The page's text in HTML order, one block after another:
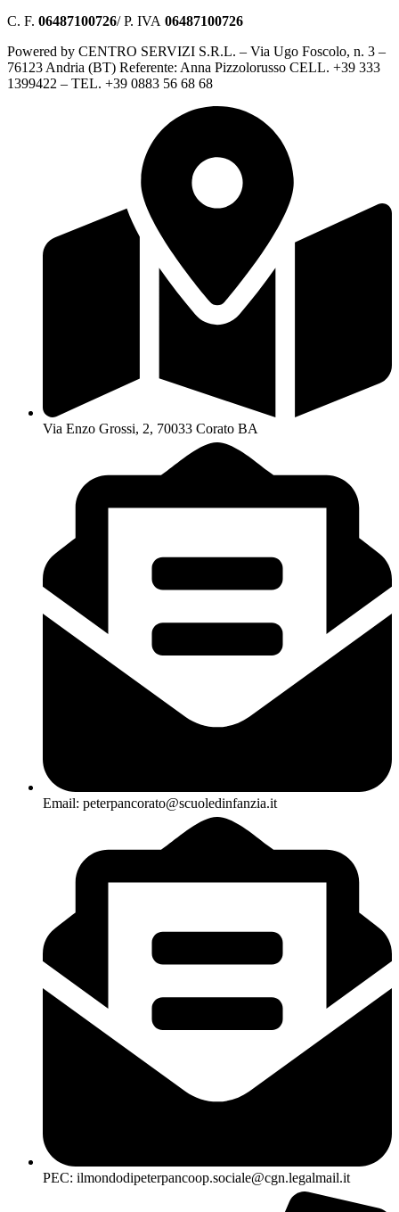
C. F. 06487100726/ P. IVA 06487100726
Powered by CENTRO SERVIZI S.R.L. – Via Ugo Foscolo, n. 3 –
76123 Andria (BT) Referente: Anna Pizzolorusso CELL. +39 333
1399422 – TEL. +39 0883 56 68 68
Via Enzo Grossi, 2, 70033 Corato BA
Email: peterpancorato@scuoledinfanzia.it
PEC: ilmondodipeterpancoop.sociale@cgn.legalmail.it